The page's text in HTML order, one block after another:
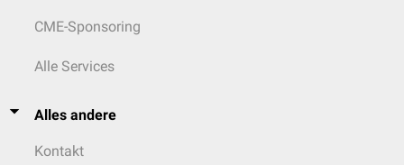
CME-Sponsoring
Alle Services
Alles andere
Kontakt